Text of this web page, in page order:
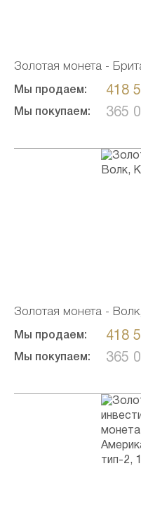
Золотая монета -
Мы продаем: 418
Мы покупаем: 365
Золотая монета -
Мы продаем: 418
Мы покупаем: 365